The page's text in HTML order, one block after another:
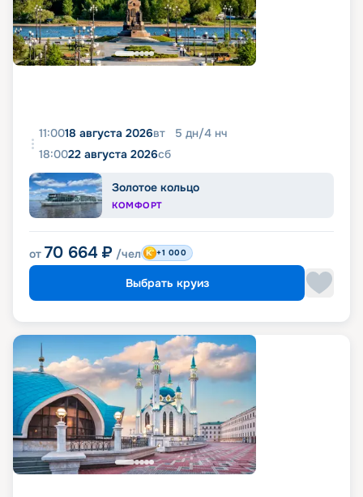
11:0018 августа 2026вт 5 дн/4 нч
18:0022 августа 2026сб
Золотое кольцо
КОМФОРТ
от 70 664 ₽ /чел +1 000
Выбрать круиз